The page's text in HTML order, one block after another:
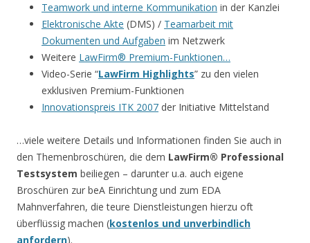
Teamwork und interne Kommunikation in der Kanzlei
Elektronische Akte (DMS) / Teamarbeit mit
Dokumenten und Aufgaben im Netzwerk
Weitere LawFirm® Premium-Funktionen…
Video-Serie “LawFirm Highlights” zu den vielen
exklusiven Premium-Funktionen
Innovationspreis ITK 2007 der Initiative Mittelstand
…viele weitere Details und Informationen finden Sie auch in
den Themenbroschüren, die dem LawFirm® Professional
Testsystem beiliegen – darunter u.a. auch eigene
Broschüren zur beA Einrichtung und zum EDA
Mahnverfahren, die teure Dienstleistungen hierzu oft
überflüssig machen (kostenlos und unverbindlich
anfordern).